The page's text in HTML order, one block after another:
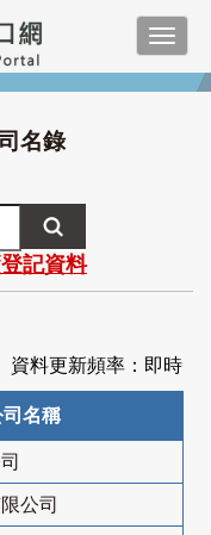
名錄
記資料
資料更新頻率：即時
司名稱
公司